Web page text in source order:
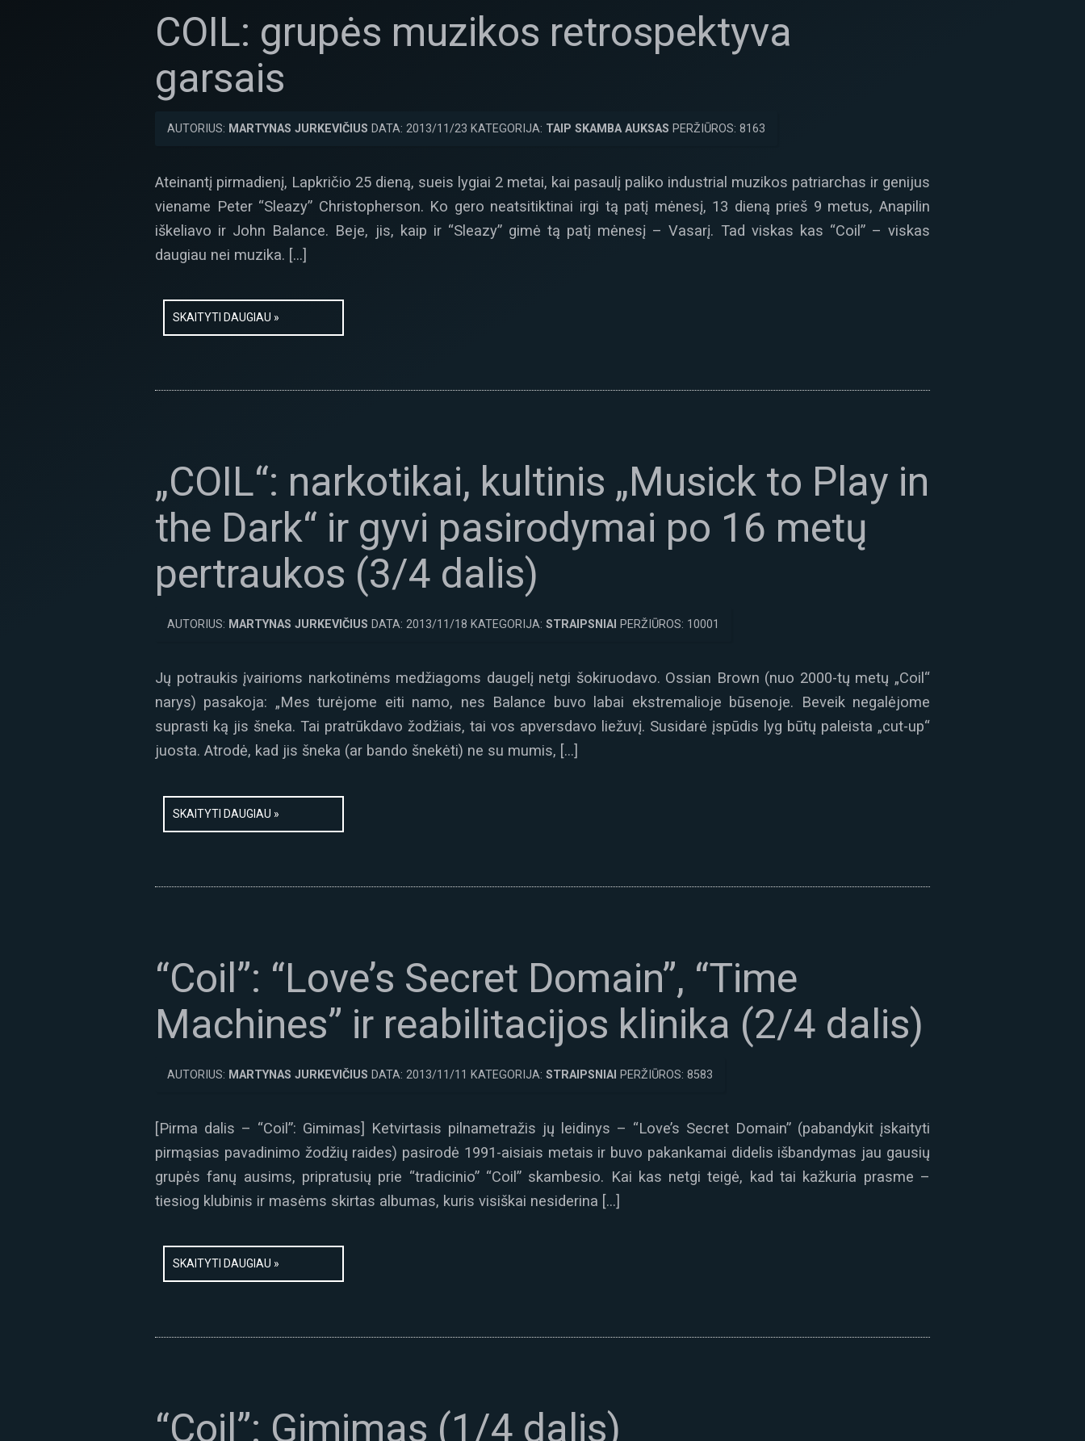
COIL: grupės muzikos retrospektyva
garsais
AUTORIUS: MARTYNAS JURKEVIČIUS DATA: 2013/11/23 KATEGORIJA: TAIP SKAMBA AUKSAS PERŽIŪROS: 8163
Ateinantį pirmadienį, Lapkričio 25 dieną, sueis lygiai 2 metai, kai pasaulį paliko industrial muzikos patriarchas ir genijus
viename Peter “Sleazy” Christopherson. Ko gero neatsitiktinai irgi tą patį mėnesį, 13 dieną prieš 9 metus, Anapilin
iškeliavo ir John Balance. Beje, jis, kaip ir “Sleazy” gimė tą patį mėnesį – Vasarį. Tad viskas kas “Coil” – viskas
daugiau nei muzika. […]
SKAITYTI DAUGIAU »
„COIL“: narkotikai, kultinis „Musick to Play in
the Dark“ ir gyvi pasirodymai po 16 metų
pertraukos (3/4 dalis)
AUTORIUS: MARTYNAS JURKEVIČIUS DATA: 2013/11/18 KATEGORIJA: STRAIPSNIAI PERŽIŪROS: 10001
Jų potraukis įvairioms narkotinėms medžiagoms daugelį netgi šokiruodavo. Ossian Brown (nuo 2000-tų metų „Coil“
narys) pasakoja: „Mes turėjome eiti namo, nes Balance buvo labai ekstremalioje būsenoje. Beveik negalėjome
suprasti ką jis šneka. Tai pratrūkdavo žodžiais, tai vos apversdavo liežuvį. Susidarė įspūdis lyg būtų paleista „cut-up“
juosta. Atrodė, kad jis šneka (ar bando šnekėti) ne su mumis, […]
SKAITYTI DAUGIAU »
“Coil”: “Love’s Secret Domain”, “Time
Machines” ir reabilitacijos klinika (2/4 dalis)
AUTORIUS: MARTYNAS JURKEVIČIUS DATA: 2013/11/11 KATEGORIJA: STRAIPSNIAI PERŽIŪROS: 8583
[Pirma dalis – “Coil”: Gimimas] Ketvirtasis pilnametražis jų leidinys – “Love’s Secret Domain” (pabandykit įskaityti
pirmąsias pavadinimo žodžių raides) pasirodė 1991-aisiais metais ir buvo pakankamai didelis išbandymas jau gausių
grupės fanų ausims, pripratusių prie “tradicinio” “Coil” skambesio. Kai kas netgi teigė, kad tai kažkuria prasme –
tiesiog klubinis ir masėms skirtas albumas, kuris visiškai nesiderina […]
SKAITYTI DAUGIAU »
“Coil”: Gimimas (1/4 dalis)